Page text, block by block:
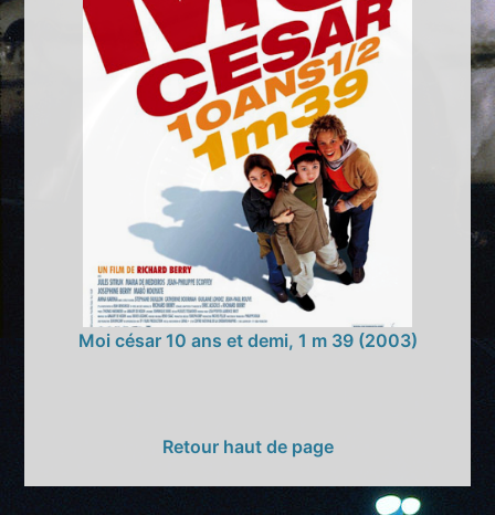
Moi césar 10 ans et demi, 1 m 39 (2003)
Retour haut de page